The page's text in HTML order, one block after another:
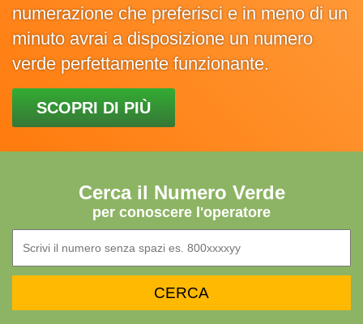
numerazione che preferisci e in meno di un
minuto avrai a disposizione un numero
verde perfettamente funzionante.
SCOPRI DI PIÙ
Cerca il Numero Verde
per conoscere l'operatore